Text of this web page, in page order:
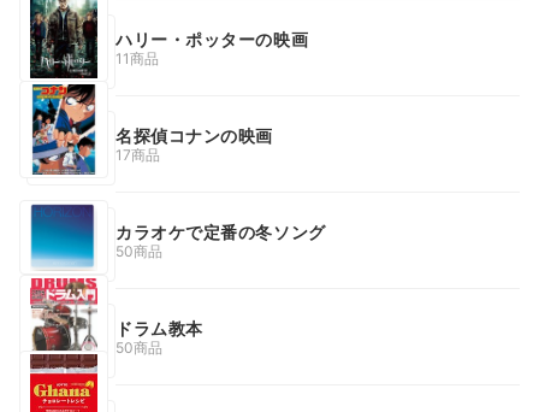
ハリー・ポッターの映画
11商品
名探偵コナンの映画
17商品
カラオケで定番の冬ソング
50商品
ドラム教本
50商品